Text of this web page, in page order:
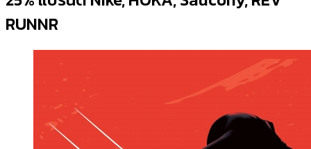
RUNNR